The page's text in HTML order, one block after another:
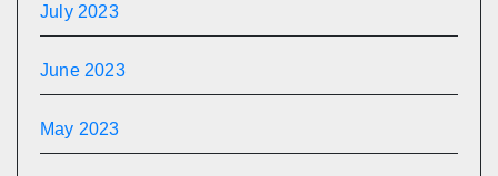
July 2023
June 2023
May 2023